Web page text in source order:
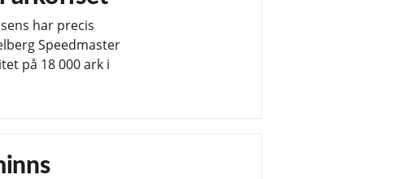
har precis
Speedmaster
på 18 000 ark i